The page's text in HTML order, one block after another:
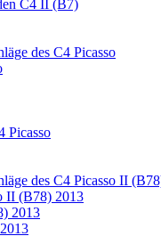
C4 II (B7)
des C4 Picasso
Picasso
des C4 Picasso II
II (B78) 2013
2013